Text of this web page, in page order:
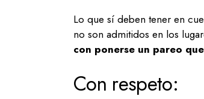
Lo que sí deben tener en
no son admitidos en los
con ponerse un pareo
Con respeto: